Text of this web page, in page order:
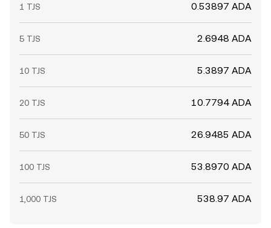
1 TJS 0.53897 ADA
5 TJS 2.6948 ADA
10 TJS 5.3897 ADA
20 TJS 10.7794 ADA
50 TJS 26.9485 ADA
100 TJS 53.8970 ADA
1,000 TJS 538.97 ADA